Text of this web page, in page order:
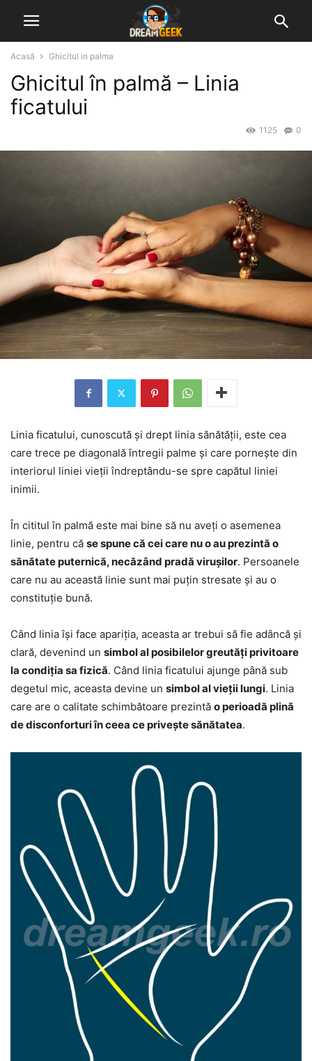
Acasă Ghicitul in palma
Ghicitul în palmă – Linia
ficatului
0
1125
Linia ficatului, cunoscută și drept linia sănătății, este cea
care trece pe diagonală întregii palme și care pornește din
interiorul liniei vieții îndreptându-se spre capătul liniei
inimii.
În cititul în palmă este mai bine să nu aveți o asemenea
linie, pentru că se spune că cei care nu o au prezintă o
sănătate puternică, necăzând pradă virușilor. Persoanele
care nu au această linie sunt mai puțin stresate și au o
constituție bună.
Când linia își face apariția, aceasta ar trebui să fie adâncă și
clară, devenind un simbol al posibilelor greutăți privitoare
la condiția sa fizică. Când linia ficatului ajunge până sub
degetul mic, aceasta devine un simbol al vieții lungi. Linia
care are o calitate schimbătoare prezintă o perioadă plină
de disconforturi în ceea ce privește sănătatea.